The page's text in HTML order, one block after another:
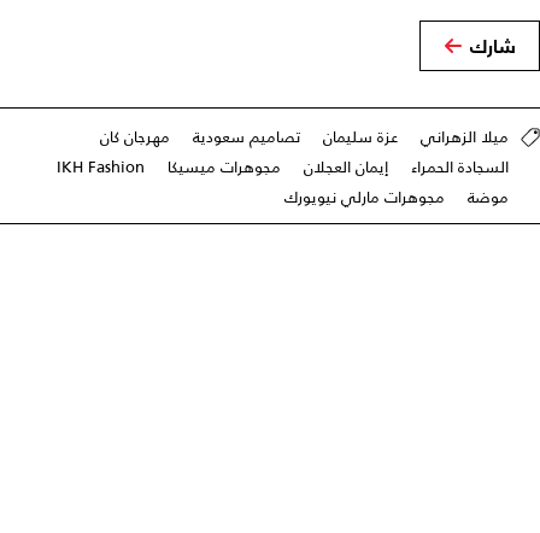
شارك
ميلا الزهراني عزة سليمان تصاميم سعودية
مهرجان كان
السجادة الحمراء
إيمان العجلان مجوهرات ميسيكا
IKH Fashion
موضة
مجوهرات مارلي نيويورك